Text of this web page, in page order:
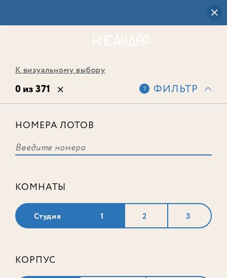
К визуальному выбору
0 из 371 7 ФИЛЬТР
НОМЕРА ЛОТОВ
КОМНАТЫ
Студия 1 2 3
КОРПУС
соответствует ни одного лота